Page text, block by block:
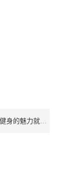
力就是: 总有一个瞬间能够打动你